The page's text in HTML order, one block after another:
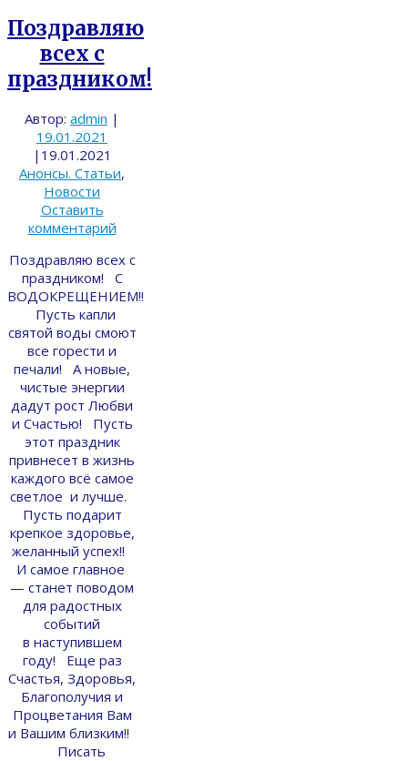
Поздравляю
всех с
праздником!
Автор: admin |
19.01.2021
| 19.01.2021
Анонсы. Статьи,
Новости
Оставить
комментарий
Поздравляю всех с
праздником! С
ВОДОКРЕЩЕНИЕМ!!
Пусть капли
святой воды смоют
все горести и
печали! А новые,
чистые энергии
дадут рост Любви
и Счастью! Пусть
этот праздник
привнесет в жизнь
каждого всё самое
светлое и лучше.
Пусть подарит
крепкое здоровье,
желанный успех!!
И самое главное
— станет поводом
для радостных
событий
в наступившем
году! Еще раз
Счастья, Здоровья,
Благополучия и
Процветания Вам
и Вашим близким!!
Писать